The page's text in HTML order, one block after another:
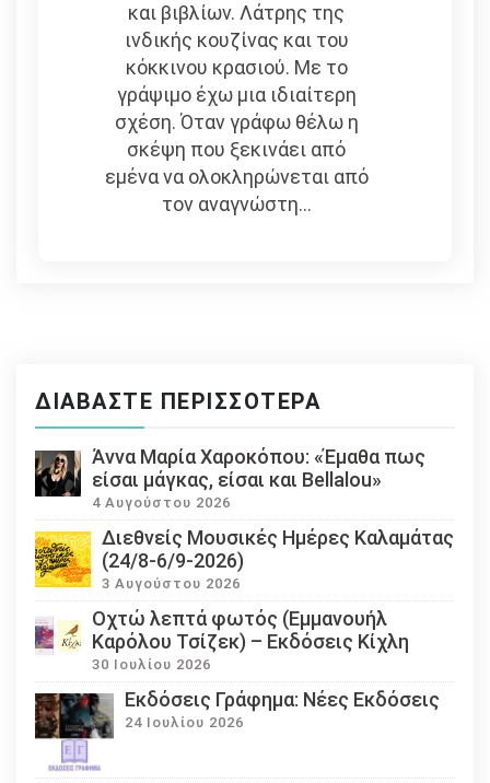
και βιβλίων. Λάτρης της
ινδικής κουζίνας και του
κόκκινου κρασιού. Με το
γράψιμο έχω μια ιδιαίτερη
σχέση. Όταν γράφω θέλω η
σκέψη που ξεκινάει από
εμένα να ολοκληρώνεται από
τον αναγνώστη...
ΔΙΑΒΆΣΤΕ ΠΕΡΙΣΣΌΤΕΡΑ
Άννα Μαρία Χαροκόπου: «Έμαθα πως
είσαι μάγκας, είσαι και Bellalou»
4 Αυγούστου 2026
Διεθνείς Μουσικές Ημέρες Καλαμάτας
(24/8-6/9-2026)
3 Αυγούστου 2026
Οχτώ λεπτά φωτός (Εμμανουήλ
Καρόλου Τσίζεκ) – Εκδόσεις Κίχλη
30 Ιουλίου 2026
Εκδόσεις Γράφημα: Νέες Εκδόσεις
24 Ιουλίου 2026